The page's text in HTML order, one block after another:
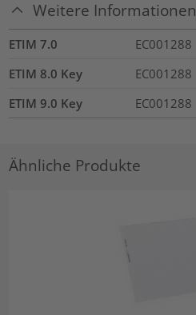
Weitere Informationen
ETIM 7.0
EC001288
ETIM 8.0 Key
EC001288
ETIM 9.0 Key
EC001288
Ähnliche Produkte